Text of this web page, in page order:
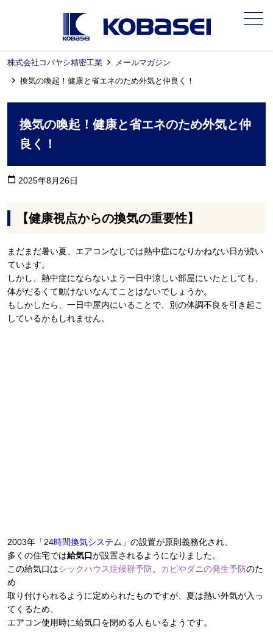
メニュー
株式会社コバヤシ精密工業
メールマガジン
換気の喚起！健康と省エネのため外気と仲良く！
換気の喚起！健康と省エネのため外気と仲
良く！
calendar_today 2025年8月26日
【健康視点からの換気の重要性】
まだまだ暑い夏、エアコンなしでは熱中症になりかねない日が続い
ています。
しかし、熱中症にならないよう一日中涼しい部屋にいたとしても、
体がだるくて動けないなんてことはないでしょうか。
もしかしたら、一日中屋内にいることで、別の体調不良を引き起こ
しているかもしれません。
2003年「24時間換気システム 」の設置が原則義務化され、
多くの住宅では給気口が設置されるようになりました。
この給気口はシックハウス症候群予防 カビやダニの発生予防のた
め
取り付けられるように定められたものですが、夏は熱い外気が入っ
てくるため、
エアコン使用時に給気口を閉める人もいるようです。